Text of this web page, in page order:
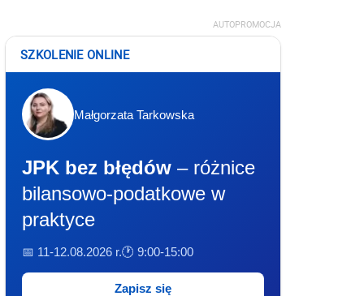
AUTOPROMOCJA
SZKOLENIE ONLINE
Małgorzata Tarkowska
JPK bez błędów – różnice
bilansowo-podatkowe w
praktyce
📅 11-12.08.2026 r.🕐 9:00-15:00
Zapisz się